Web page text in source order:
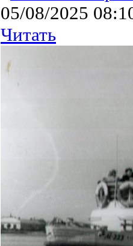
05/08/2025
Читать